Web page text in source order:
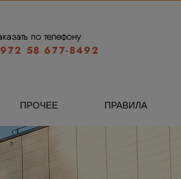
58 677-8492
по телефону
ПРОЧЕЕ ПРАВИЛА